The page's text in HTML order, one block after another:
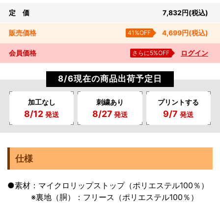
定 価 7,832 円(税込)
販売価格 41%OFF 4,699円(税込)
会員価格 さらに5%OFF ログイン
8/6現在の商品出荷予定日
加工なし
8/12 発送
刺繍あり
8/27 発送
プリントする
9/7 発送
仕様
●素材：マイクロリップストップ（ポリエステル100％）
※裏地（胴）：フリース（ポリエステル100％）